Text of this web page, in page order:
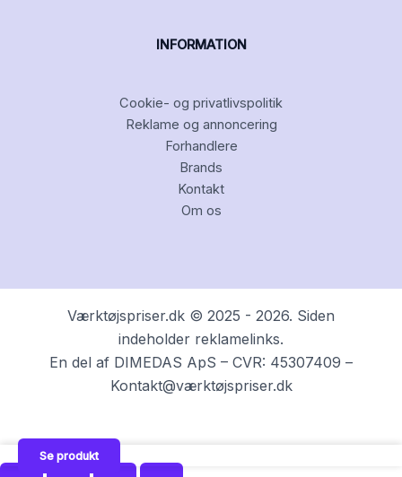
INFORMATION
Cookie- og privatlivspolitik
Reklame og annoncering
Forhandlere
Brands
Kontakt
Om os
Værktøjspriser.dk © 2025 - 2026. Siden
indeholder reklamelinks.
En del af DIMEDAS ApS – CVR: 45307409 –
Kontakt@værktøjspriser.dk
Se produkt